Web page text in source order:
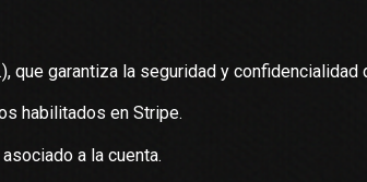
que garantiza la seguridad y confidencialidad
habilitados en Stripe.
a la cuenta.